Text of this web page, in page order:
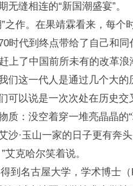
缝相连的“新国潮盛宴”。
之作。在果靖霖看来，每个
时代到终点带给了自己和同
上了中国前所未有的改革
们这一代人是通过几个大
可以说是一次次处在历史交
：没空着穿一堆亮晶晶的“
·玉山一家的日子更有奔头
克哈尔笑着说。
到名古屋大学，学术博士